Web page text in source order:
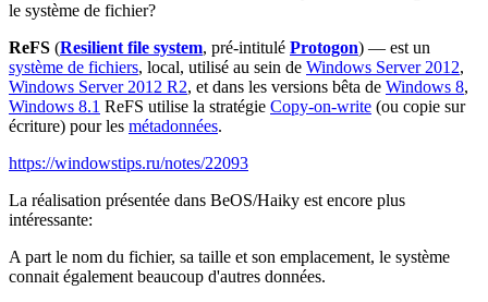
le système de fichier?
ReFS (Resilient file system, pré-intitulé Protogon) — est un
système de fichiers, local, utilisé au sein de Windows Server 2012,
Windows Server 2012 R2, et dans les versions bêta de Windows 8,
Windows 8.1 ReFS utilise la stratégie Copy-on-write (ou copie sur
écriture) pour les métadonnées.
https://windowstips.ru/notes/22093
La réalisation présentée dans BeOS/Haiky est encore plus
intéressante:
A part le nom du fichier, sa taille et son emplacement, le système
connait également beaucoup d'autres données.